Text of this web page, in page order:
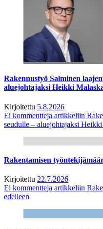
Rakennustyö Salminen
aluejohtajaksi Heikki
Kirjoitettu 5.8.2026
Ei kommentteja artikkeliin
seudulle – aluejohtajaksi
Rakentamisen
Kirjoitettu 22.7.2026
Ei kommentteja artikkeliin
edelleen